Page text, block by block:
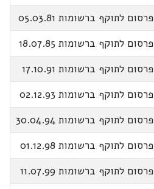
פרסום לתוקף ברשומות 05.03.81
פרסום לתוקף ברשומות 18.07.85
פרסום לתוקף ברשומות 17.10.91
פרסום לתוקף ברשומות 02.12.93
פרסום לתוקף ברשומות 30.04.94
פרסום לתוקף ברשומות 01.12.98
פרסום לתוקף ברשומות 11.07.99